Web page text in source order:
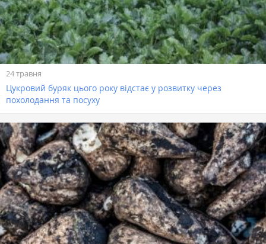
24 травня
Цукровий буряк цього року відстає у розвитку через
похолодання та посуху